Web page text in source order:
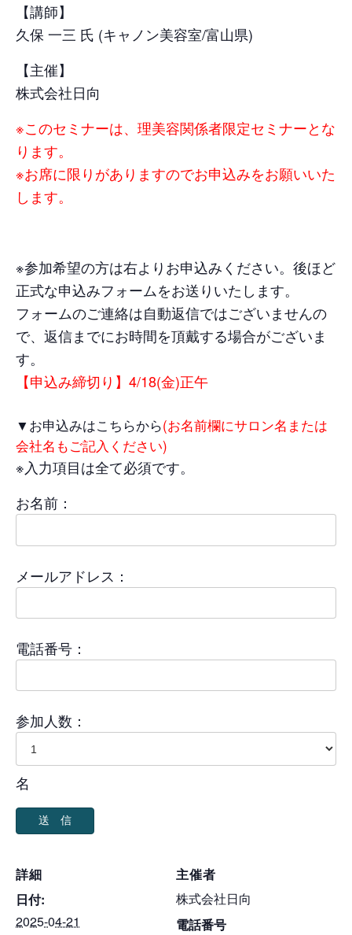
【講師】
久保 一三 氏 (キャノン美容室/富山県)
【主催】
株式会社日向
※このセミナーは、理美容関係者限定セミナーとな
ります。
※お席に限りがありますのでお申込みをお願いいた
します。
※参加希望の方は右よりお申込みください。後ほど
正式な申込みフォームをお送りいたします。
フォームのご連絡は自動返信ではございませんの
で、返信までにお時間を頂戴する場合がございま
す。
【申込み締切り】4/18(金)正午
▼お申込みはこちらから(お名前欄にサロン名または
会社名もご記入ください)
※入力項目は全て必須です。
お名前：
メールアドレス：
電話番号：
参加人数：
名
詳細
日付:
2025-04-21
主催者
株式会社日向
電話番号